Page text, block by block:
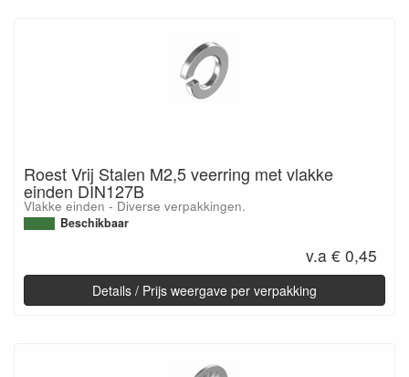
Roest Vrij Stalen M2,5 veerring met vlakke
einden DIN127B
Vlakke einden - Diverse verpakkingen.
Beschikbaar
v.a € 0,45
Details / Prijs weergave per verpakking